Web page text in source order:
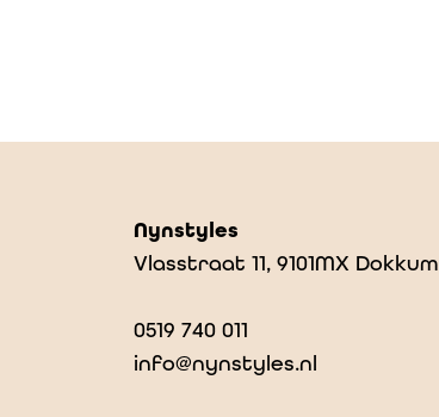
Nynstyles
Vlasstraat 11, 9101MX Dokkum
0519 740 011
info@nynstyles.nl